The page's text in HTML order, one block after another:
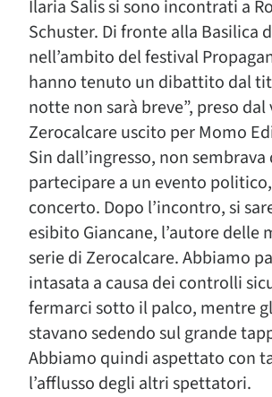
Ilaria Salis si sono incontrati a
Schuster. Di fronte alla Basilica
nell’ambito del festival
hanno tenuto un dibattito dal
notte non sarà breve”, preso
Zerocalcare uscito per Momo
Sin dall’ingresso, non sembrava
partecipare a un evento
concerto. Dopo l’incontro, si
esibito Giancane, l’autore delle
serie di Zerocalcare. Abbiamo
intasata a causa dei controlli
fermarci sotto il palco, mentre
stavano sedendo sul grande
Abbiamo quindi aspettato con
l’afflusso degli altri spettatori.